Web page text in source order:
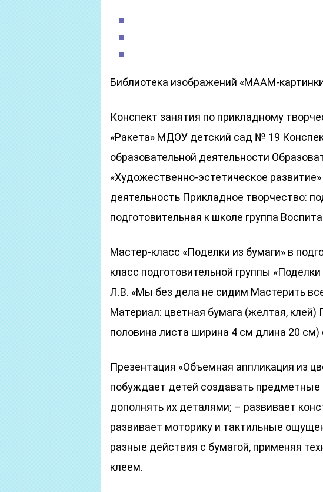
Библиотека изображений «МААМ-
Конспект занятия по прикладному
«Ракета» МДОУ детский сад № 19
образовательной деятельности
«Художественно-эстетическое
деятельность Прикладное творчество:
подготовительная к школе группа
Мастер-класс «Поделки из бумаги» в
класс подготовительной группы
Л.В. «Мы без дела не сидим Мастерить
Материал: цветная бумага (желтая, клей)
половина листа ширина 4 см длина 20
Презентация «Объемная аппликация из
побуждает детей создавать
дополнять их деталями; – развивает
развивает моторику и тактильные
разные действия с бумагой, применяя
клеем.